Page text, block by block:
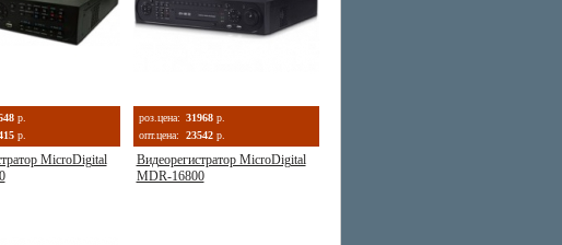
р.
р.
MicroDigital
роз.цена: 31968 р.
опт.цена:
23542 р.
Видеорегистратор MicroDigital
MDR-16800